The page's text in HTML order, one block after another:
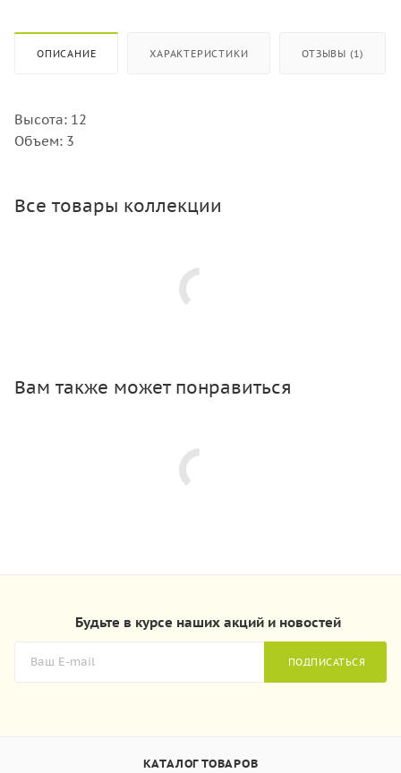
ОПИСАНИЕ ХАРАКТЕРИСТИКИ ОТЗЫВЫ (1)
Высота: 12
Объем: 3
Все товары коллекции
Вам также может понравиться
Будьте в курсе наших акций и новостей
ПОДПИСАТЬСЯ
КАТАЛОГ ТОВАРОВ